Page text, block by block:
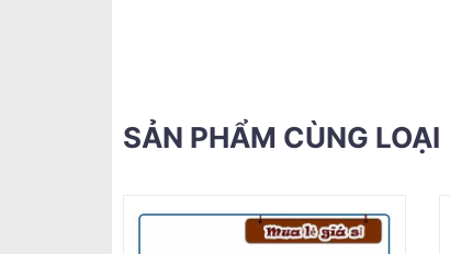
SẢN PHẨM CÙNG LOẠI